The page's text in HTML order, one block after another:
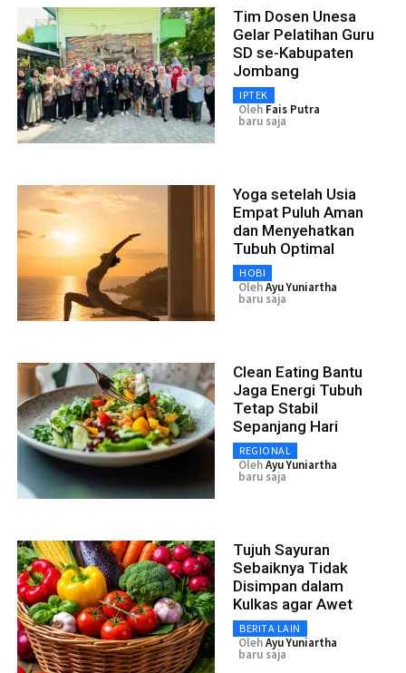
Tim Dosen Unesa
Gelar Pelatihan Guru
SD se-Kabupaten
Jombang
IPTEK
Oleh Fais Putra
baru saja
Yoga setelah Usia
Empat Puluh Aman
dan Menyehatkan
Tubuh Optimal
HOBI
OlehAyu Yuniartha
baru saja
Clean Eating Bantu
Jaga Energi Tubuh
Tetap Stabil
Sepanjang Hari
REGIONAL
OlehAyu Yuniartha
baru saja
Tujuh Sayuran
Sebaiknya Tidak
Disimpan dalam
Kulkas agar Awet
BERITA LAIN
OlehAyu Yuniartha
baru saja